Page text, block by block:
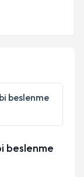
beslenme
beslenme